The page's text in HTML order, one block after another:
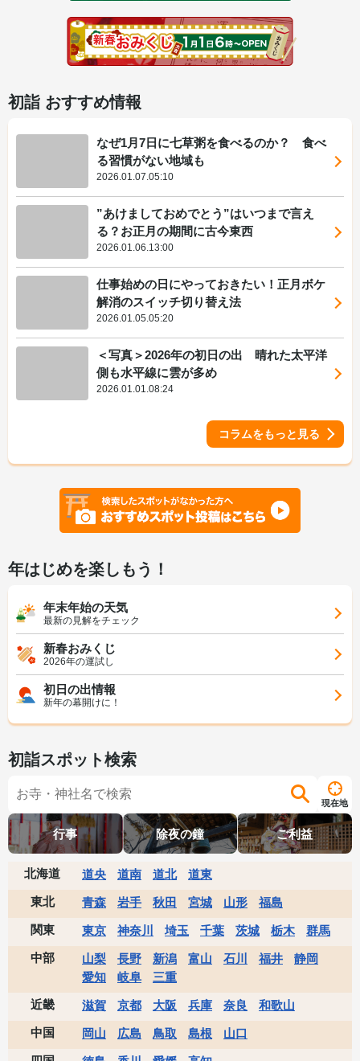
初詣 おすすめ情報
なぜ1月7日に七草粥を食べるのか？ 食べ
る習慣がない地域も
2026.01.07.05:10
”あけましておめでとう”はいつまで言え
る？お正月の期間に古今東西
2026.01.06.13:00
仕事始めの日にやっておきたい！正月ボケ
解消のスイッチ切り替え法
2026.01.05.05:20
＜写真＞2026年の初日の出 晴れた太平洋
側も水平線に雲が多め
2026.01.01.08:24
コラムをもっと見る
年はじめを楽しもう！
年末年始の天気
最新の見解をチェック
新春おみくじ
2026年の運試し
初日の出情報
新年の幕開けに！
初詣スポット検索
現在地
行事 除夜の鐘 ご利益
北海道 道央 道南 道北
道東
東北
青森 岩手 秋田 宮城 山形
福島
関東
東京 神奈川 埼玉 千葉 茨城 栃木
群馬
中部
山梨 長野 新潟 富山 石川 福井
静岡
愛知
岐阜
三重
近畿
滋賀 京都 大阪 兵庫 奈良
和歌山
中国
岡山 広島 鳥取 島根
山口